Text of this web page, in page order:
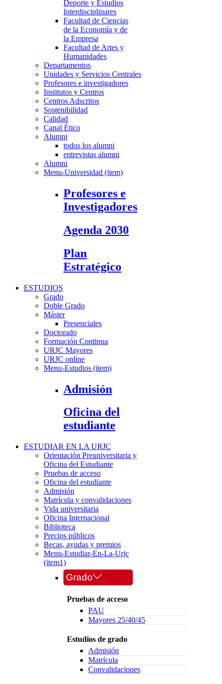
Deporte y Estudios
Interdisciplinares
Facultad de Ciencias
de la Economía y de
la Empresa
Facultad de Artes y
Humanidades
Departamentos
Unidades y Servicios Centrales
Profesores e investigadores
Institutos y Centros
Centros Adscritos
Sostenibilidad
Calidad
Canal Ético
Alumni
todos los alumni
entrevistas alumni
Alumni
Menu-Universidad (item)
Profesores e
Investigadores
Agenda 2030
Plan
Estratégico
ESTUDIOS
Grado
Doble Grado
Máster
Presenciales
Doctorado
Formación Continua
URJC Mayores
URJC online
Menu-Estudios (item)
Admisión
Oficina del
estudiante
ESTUDIAR EN LA URJC
Orientación Preuniversitaria y
Oficina del Estudiante
Pruebas de acceso
Oficina del estudiante
Admisión
Matrícula y convalidaciones
Vida universitaria
Oficina Internacional
Biblioteca
Precios públicos
Becas, ayudas y premios
Menu-Estudiar-En-La-Urjc
(item1)
Grado
Pruebas de acceso
PAU
Mayores 25/40/45
Estudios de grado
Admisión
Matrícula
Convalidaciones